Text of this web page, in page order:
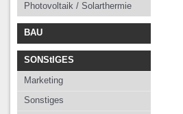
Photovoltaik / Solarthermie
BAU
SONStIGES
Marketing
Sonstiges